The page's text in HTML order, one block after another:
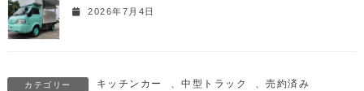
2026年7月4日
カテゴリー キッチンカー 、中型トラック 、売約済み